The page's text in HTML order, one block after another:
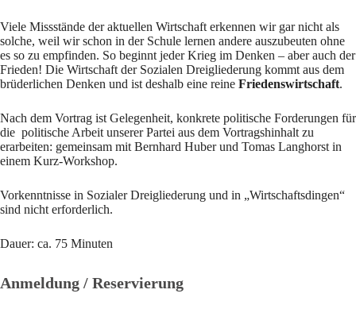
Viele Missstände der aktuellen Wirtschaft erkennen wir gar nicht als
solche, weil wir schon in der Schule lernen andere auszubeuten ohne
es so zu empfinden. So beginnt jeder Krieg im Denken – aber auch der
Frieden! Die Wirtschaft der Sozialen Dreigliederung kommt aus dem
brüderlichen Denken und ist deshalb eine reine Friedenswirtschaft.
Nach dem Vortrag ist Gelegenheit, konkrete politische Forderungen für
die politische Arbeit unserer Partei aus dem Vortragshinhalt zu
erarbeiten: gemeinsam mit Bernhard Huber und Tomas Langhorst in
einem Kurz-Workshop.
Vorkenntnisse in Sozialer Dreigliederung und in „Wirtschaftsdingen“
sind nicht erforderlich.
Dauer: ca. 75 Minuten
Anmeldung / Reservierung